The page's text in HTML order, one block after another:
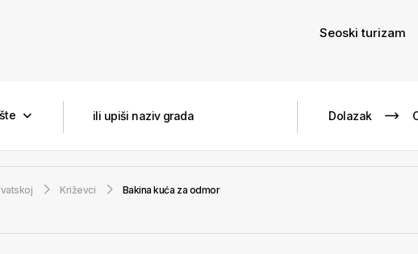
Seoski turizam
Križevci Bakina kuća za odmor